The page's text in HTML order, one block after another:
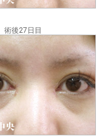
術後27日目